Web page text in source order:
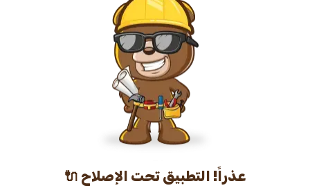
عذراً! التطبيق تحت الإصلاح 🔌